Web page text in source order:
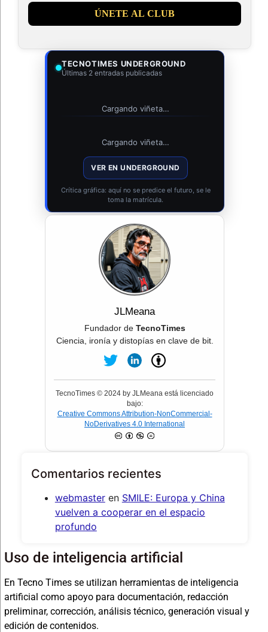
TECNOTIMES UNDERGROUND
Últimas 2 entradas publicadas
Cargando viñeta…
Cargando viñeta…
VER EN UNDERGROUND
Crítica gráfica: aquí no se predice el futuro, se le
toma la matrícula.
JLMeana
Fundador de TecnoTimes
Ciencia, ironía y distopías en clave de bit.
TecnoTimes © 2024 by JLMeana está licenciado
bajo:
Creative Commons Attribution-NonCommercial-
NoDerivatives 4.0 International
Comentarios recientes
webmasteren SMILE: Europa y China
vuelven a cooperar en el espacio
profundo
Uso de inteligencia artificial
En Tecno Times se utilizan herramientas de inteligencia
artificial como apoyo para documentación, redacción
preliminar, corrección, análisis técnico, generación visual y
edición de contenidos.